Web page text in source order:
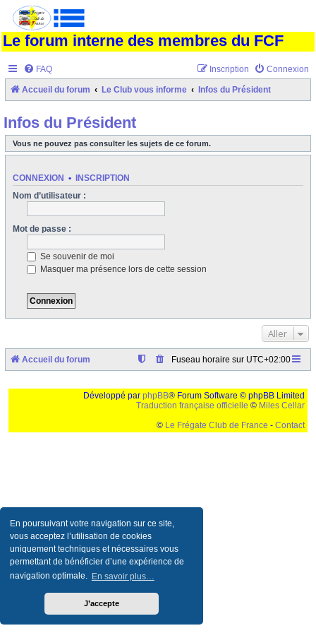
En poursuivant votre navigation sur ce site,
vous acceptez l’utilisation de cookies
uniquement techniques et nécessaires vous
permettant de bénéficier d’une expérience de
navigation optimale. En savoir plus…
J’accepte
Le forum interne des membres du FCF
FAQ Connexion
Inscription
Accueil du forum Le Club vous informe Infos du Président
Infos du Président
Vous ne pouvez pas consulter les sujets de ce forum.
CONNEXION • INSCRIPTION
Nom d’utilisateur :
Mot de passe :
Se souvenir de moi
Masquer ma présence lors de cette session
Aller
Accueil du forum Fuseau horaire sur UTC+02:00
Développé par phpBB® Forum Software © phpBB Limited
Traduction française officielle © Miles Cellar
© Le Frégate Club de France - Contact